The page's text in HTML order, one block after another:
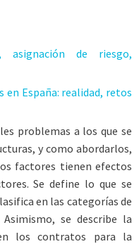
asignación de riesgo,
España: realidad, retos
problemas a los que se
y como abordarlos,
factores tienen efectos
Se define lo que se
en las categorías de
se describe la
los contratos para la